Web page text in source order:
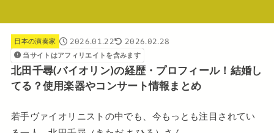
日本の演奏家 2026.01.22 2026.02.28
当サイトはアフィリエイトを含みます
北田千尋(バイオリン)の経歴・プロフィール！結婚し
てる？使用楽器やコンサート情報まとめ
若手ヴァイオリニストの中でも、今もっとも注目されてい